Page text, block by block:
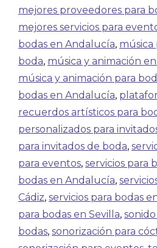
mejores proveedores para
mejores servicios para
bodas en Andalucía, música
boda, música y animación
música y animación para
bodas en Andalucía,
recuerdos artísticos para
personalizados para
para invitados de boda,
para eventos, servicios para
bodas en Andalucía,
Cádiz, servicios para bodas
para bodas en Sevilla,
bodas, sonorización para